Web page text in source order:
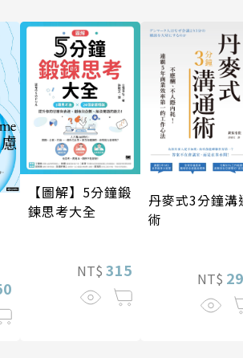
【圖解】5分鐘鍛
鍊思考大全
NT$ 315
丹麥式3分鐘溝
術
NT$